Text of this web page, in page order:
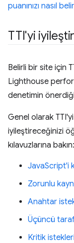
puanınızı nasıl
TTI'yi
Belirli bir site için
Lighthouse
denetimin
Genel olarak
iyileştireceğinizi
kılavuzlarına bakın:
JavaScript'i
Zorunlu
Anahtar
Üçüncü
Kritik